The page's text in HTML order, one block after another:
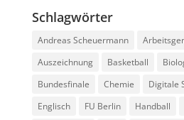
Schlagwörter
Andreas Scheuermann
Auszeichnung
Basketball
Bundesfinale
Chemie Digitale
Englisch
FU Berlin Handball